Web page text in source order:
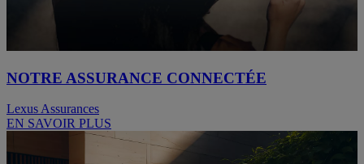
NOTRE ASSURANCE CONNECTÉE
Lexus Assurances
EN SAVOIR PLUS